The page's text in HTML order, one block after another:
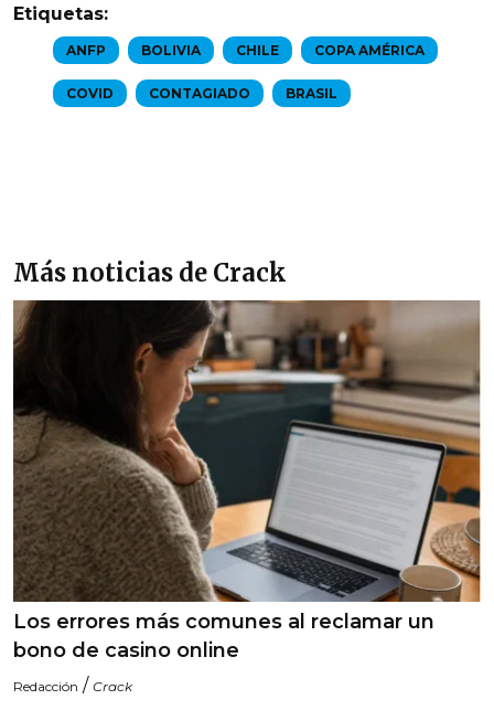
Etiquetas:
ANFP BOLIVIA CHILE COPA AMÉRICA
COVID CONTAGIADO BRASIL
Más noticias de Crack
Los errores más comunes al reclamar un
bono de casino online
Redacción / Crack